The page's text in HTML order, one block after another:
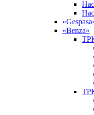
«Benza»